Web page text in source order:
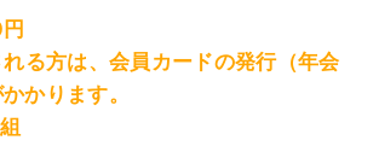
る方は、会員カードの発行（年会
かります。